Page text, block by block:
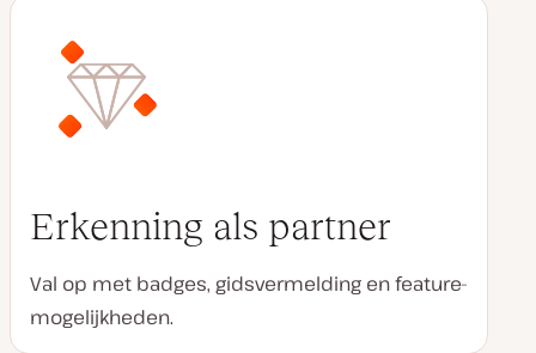
Erkenning als partner
Val op met badges, gidsvermelding en feature-
mogelijkheden.